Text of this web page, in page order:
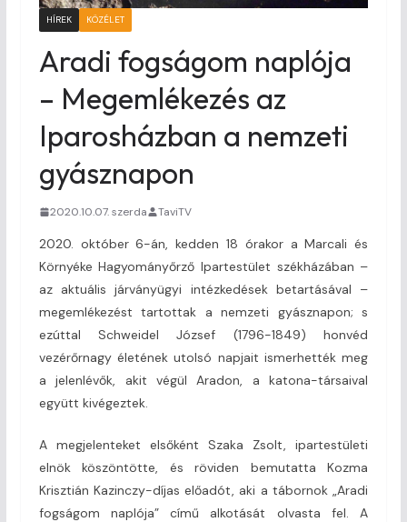
HÍREK KÖZÉLET
Aradi fogságom naplója
– Megemlékezés az
Iparosházban a nemzeti
gyásznapon
2020.10.07. szerda TaviTV
2020. október 6-án, kedden 18 órakor a Marcali és
Környéke Hagyományőrző Ipartestület székházában –
az aktuális járványügyi intézkedések betartásával –
megemlékezést tartottak a nemzeti gyásznapon; s
ezúttal Schweidel József (1796-1849) honvéd
vezérőrnagy életének utolsó napjait ismerhették meg
a jelenlévők, akit végül Aradon, a katona-társaival
együtt kivégeztek.
A megjelenteket elsőként Szaka Zsolt, ipartestületi
elnök köszöntötte, és röviden bemutatta Kozma
Krisztián Kazinczy-díjas előadót, aki a tábornok „Aradi
fogságom naplója” című alkotását olvasta fel. A